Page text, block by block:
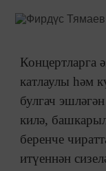
Концертларга
катлаулы һәм
булгач
килә,
беренче
итүеннән